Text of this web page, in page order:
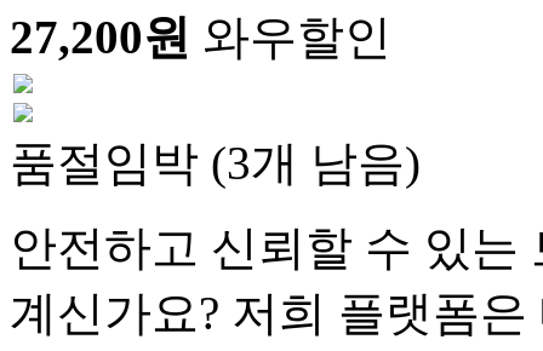
27,200원 와우할인
품절임박 (3개 남음)
안전하고 신뢰할 수 있는
계신가요? 저희 플랫폼